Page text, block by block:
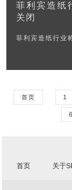
菲利宾造纸
关闭
菲利宾造纸行业
首页 1
6
首页 关于